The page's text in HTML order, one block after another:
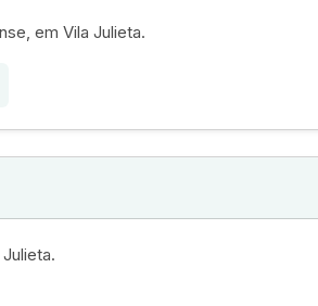
em Vila Julieta.